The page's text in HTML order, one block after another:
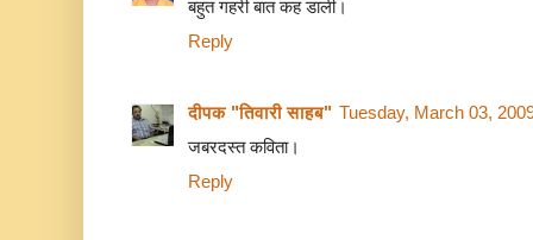
बहुत गहरी बात कह डाली।
Reply
दीपक "तिवारी साहब" Tuesday, March 03,
जबरदस्त कविता।
Reply